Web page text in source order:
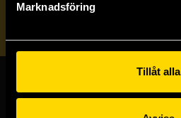
Marknadsföring
Tillåt alla
Butiker & kundtjänst